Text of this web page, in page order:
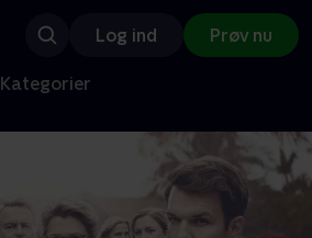
Log ind Prøv nu
Kategorier